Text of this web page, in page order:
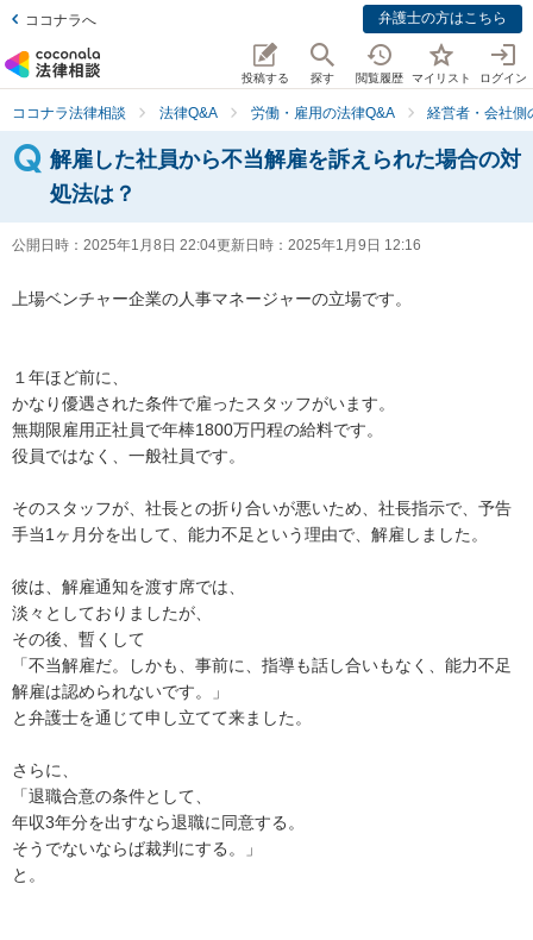
ココナラへ 弁護士の方はこちら
投稿する 探す 閲覧履歴 マイリスト ログイン
ココナラ法律相談 法律Q&A 労働・雇用の法律Q&A 経営者・会社側
解雇した社員から不当解雇を訴えられた場合の対
処法は？
公開日時： 2025年1月8日 22:04更新日時： 2025年1月9日 12:16
上場ベンチャー企業の人事マネージャーの立場です。
１年ほど前に、
かなり優遇された条件で雇ったスタッフがいます。
無期限雇用正社員で年棒1800万円程の給料です。
役員ではなく、一般社員です。
そのスタッフが、社長との折り合いが悪いため、社長指示で、予告
手当1ヶ月分を出して、能力不足という理由で、解雇しました。
彼は、解雇通知を渡す席では、
淡々としておりましたが、
その後、暫くして
「不当解雇だ。しかも、事前に、指導も話し合いもなく、能力不足
解雇は認められないです。」
と弁護士を通じて申し立てて来ました。
さらに、
「退職合意の条件として、
年収3年分を出すなら退職に同意する。
そうでないならば裁判にする。」
と。